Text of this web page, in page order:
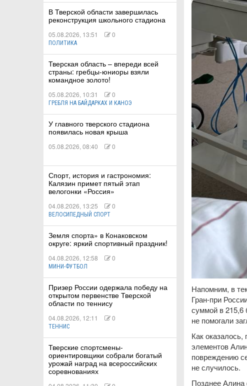
В Тверской области завершилась
реконструкция школьного стадиона
05.08.2026, 13:51 0
ПОЛИТИКА
Тверская область – впереди всей
страны: гребцы-юниоры взяли
командное золото!
05.08.2026, 10:31 0
ГРЕБЛЯ НА БАЙДАРКАХ И КАНОЭ
У главного тверского стадиона
появилась новая крыша
05.08.2026, 08:40 0
Спорт, история и гастрономия:
Калязин примет пятый этап
велогонки «Россия»
04.08.2026, 13:25 0
ВЕЛОСИПЕДНЫЙ СПОРТ
Земля спорта» в Конаковском
округе: яркий спортивный праздник!
04.08.2026, 12:58 0
МИНИ-ФУТБОЛ
Призер России одержала победу на
открытом первенстве Тверской
области по теннису
04.08.2026, 12:11 0
ТЕННИС
Тверские спортсмены-
ориентировщики собрали богатый
урожай наград на всероссийских
соревнованиях
Напомним, в
Гран-при
суммой в 215,6
не помогали
Как
элементов
повреждению
не случилось.
Позднее